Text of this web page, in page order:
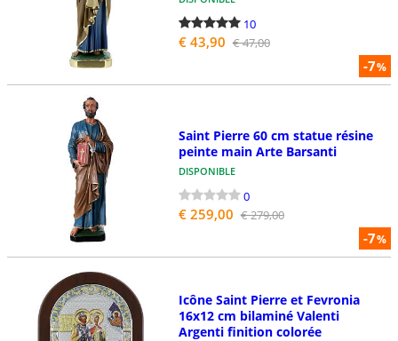
-7%
10
€ 43,90 € 47,00
-7%
Saint Pierre 60 cm statue résine
peinte main Arte Barsanti
DISPONIBLE
0
€ 259,00 € 279,00
Icône Saint Pierre et Fevronia
16x12 cm bilaminé Valenti
Argenti finition colorée